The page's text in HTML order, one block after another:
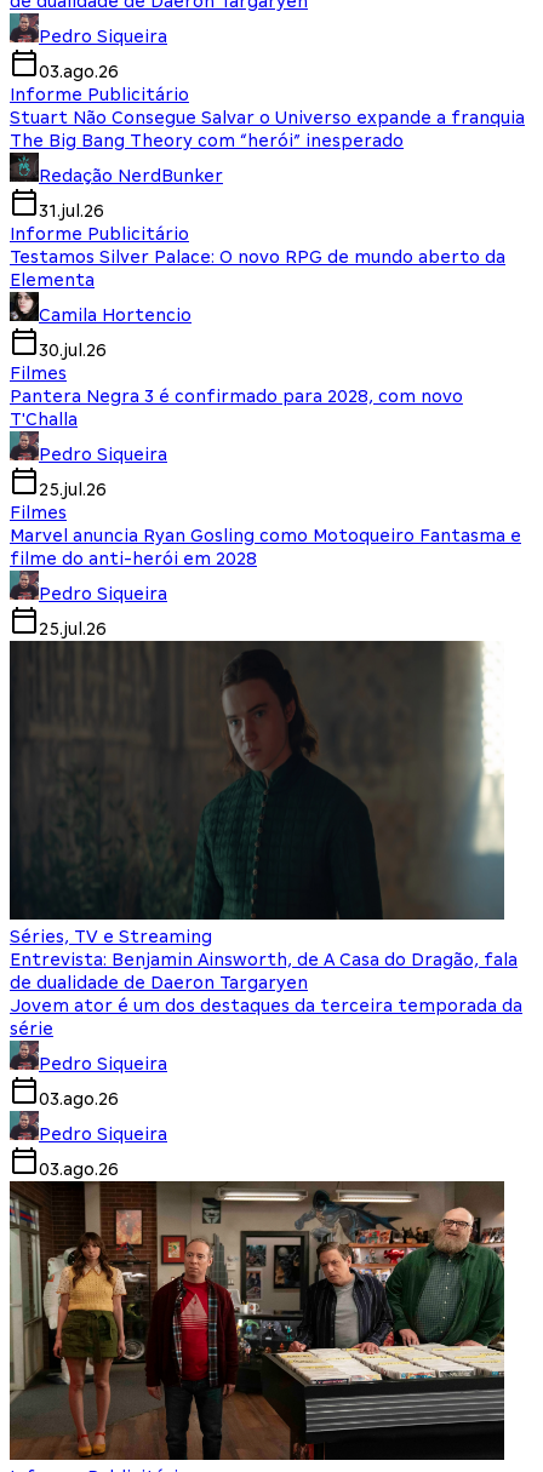
Pedro Siqueira
03.ago.26
Informe Publicitário
Stuart Não Consegue Salvar o Universo expande a franquia
The Big Bang Theory com “herói” inesperado
Redação NerdBunker
31.jul.26
Informe Publicitário
Testamos Silver Palace: O novo RPG de mundo aberto da
Elementa
Camila Hortencio
30.jul.26
Filmes
Pantera Negra 3 é confirmado para 2028, com novo
T'Challa
Pedro Siqueira
25.jul.26
Filmes
Marvel anuncia Ryan Gosling como Motoqueiro Fantasma e
filme do anti-herói em 2028
Pedro Siqueira
25.jul.26
Séries, TV e Streaming
Entrevista: Benjamin Ainsworth, de A Casa do Dragão, fala
de dualidade de Daeron Targaryen
Jovem ator é um dos destaques da terceira temporada da
série
Pedro Siqueira
03.ago.26
Pedro Siqueira
03.ago.26